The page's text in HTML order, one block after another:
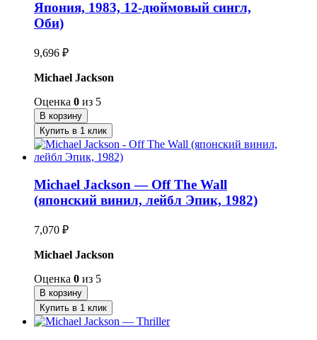
Япония, 1983, 12-дюймовый сингл,
Оби)
9,696 ₽
Michael Jackson
Оценка 0 из 5
В корзину
Купить в 1 клик
Michael Jackson — Off The Wall
(японский винил, лейбл Эпик, 1982)
7,070 ₽
Michael Jackson
Оценка 0 из 5
В корзину
Купить в 1 клик